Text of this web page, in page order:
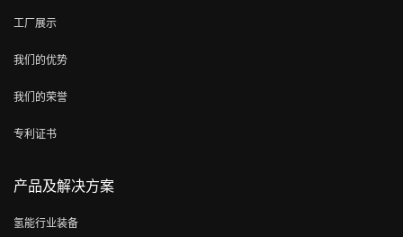
工厂展示
我们的优势
我们的荣誉
专利证书
产品及解决方案
氢能行业装备